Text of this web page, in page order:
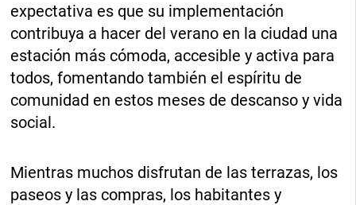
expectativa es que su implementación
contribuya a hacer del verano en la ciudad una
estación más cómoda, accesible y activa para
todos, fomentando también el espíritu de
comunidad en estos meses de descanso y vida
social.
Mientras muchos disfrutan de las terrazas, los
paseos y las compras, los habitantes y